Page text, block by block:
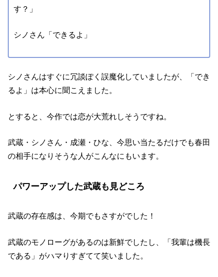
す？」
シノさん「できるよ」
シノさんはすぐに冗談ぽく誤魔化していましたが、「でき
るよ」は本心に聞こえました。
とすると、今作では恋が大荒れしそうですね。
武蔵・シノさん・成瀬・ひな、今思い当たるだけでも春田
の相手になりそうな人がこんなにもいます。
パワーアップした武蔵も見どころ
武蔵の存在感は、今期でもさすがでした！
武蔵のモノローグがあるのは新鮮でしたし、「我輩は機長
である」がハマりすぎてて笑いました。